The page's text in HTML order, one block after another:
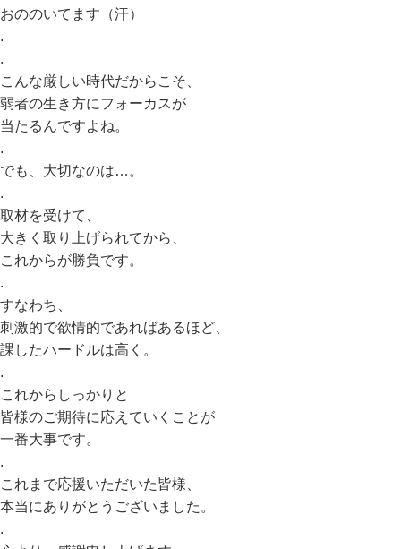
おののいてます（汗）
.
.
こんな厳しい時代だからこそ、
弱者の生き方にフォーカスが
当たるんですよね。
.
でも、大切なのは…。
.
取材を受けて、
大きく取り上げられてから、
これからが勝負です。
.
すなわち、
刺激的で欲情的であればあるほど、
課したハードルは高く。
.
これからしっかりと
皆様のご期待に応えていくことが
一番大事です。
.
これまで応援いただいた皆様、
本当にありがとうございました。
.